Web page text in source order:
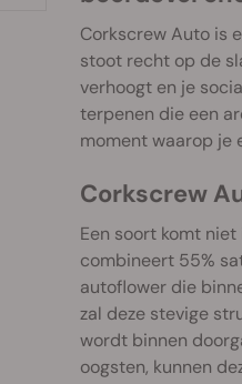
Corkscrew Auto is
stoot recht op de
verhoogt en je
terpenen die een
moment waarop je
Corkscrew
Een soort komt
combineert 55%
autoflower die
zal deze stevige
wordt binnen
oogsten, kunnen